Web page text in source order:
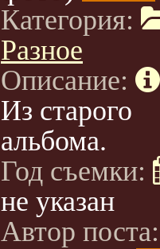
Категория:
Разное
Описание:
Из старого
альбома.
Год съемки:
не указан
Автор